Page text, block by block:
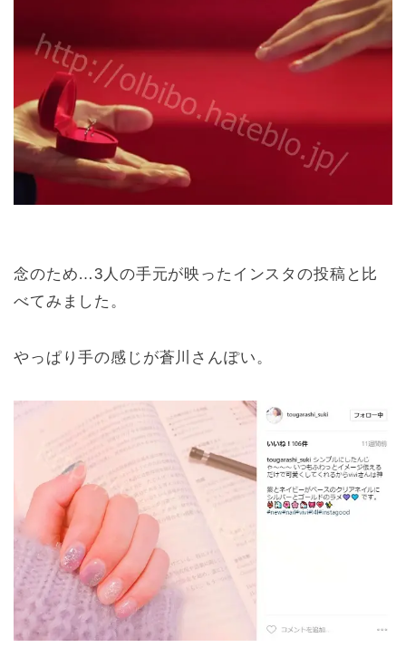
念のため…3人の手元が映ったインスタの投稿と比
べてみました。
やっぱり手の感じが蒼川さんぽい。